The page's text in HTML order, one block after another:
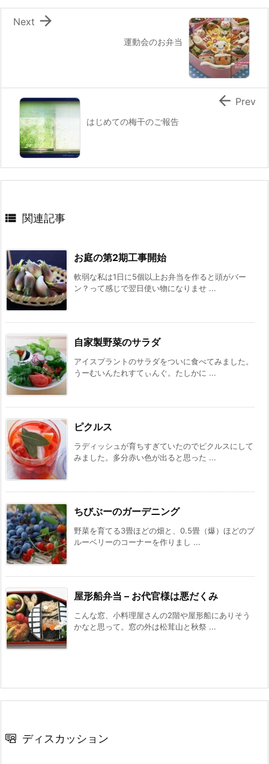
k
運動会のお弁当

Next
はじめての梅干のご報告
 Prev
 関連記事
お庭の第2期工事開始
軟弱な私は1日に5個以上お弁当を作ると頭がバー
ン？って感じで翌日使い物になりませ ...
自家製野菜のサラダ
アイスプラントのサラダをついに食べてみました。
うーむいんたれすてぃんぐ。たしかに ...
ピクルス
ラディッシュが育ちすぎていたのでピクルスにして
みました。多分赤い色が出ると思った ...
ちびぶーのガーデニング
野菜を育てる3畳ほどの畑と、0.5畳（爆）ほどのブ
ルーベリーのコーナーを作りまし ...
屋形船弁当 – お代官様は悪だくみ
こんな窓、小料理屋さんの2階や屋形船にありそう
かなと思って。窓の外は松茸山と秋祭 ...
ディスカッション